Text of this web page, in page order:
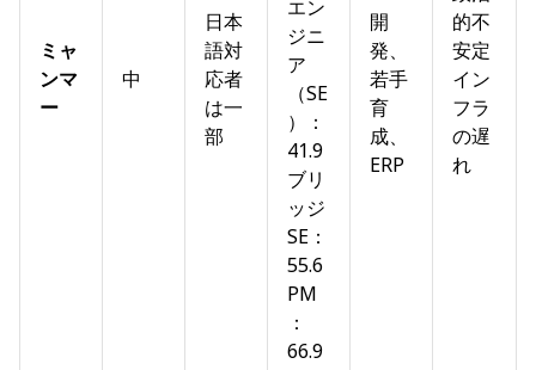
ミャ
ンマ
ー
中
日本
語対
応者
は一
部
エン
ジニ
ア
（SE
）：
41.9
ブリ
ッジ
SE：
55.6
PM
：
66.9
開
発、
若手
育
成、
ERP
的不
安定
イン
フラ
の遅
れ